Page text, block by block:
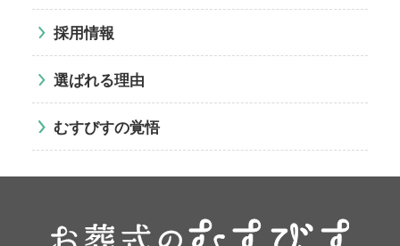
採用情報
選ばれる理由
むすびすの覚悟